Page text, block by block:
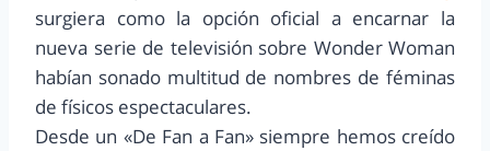
surgiera como la opción oficial a encarnar la
nueva serie de televisión sobre Wonder Woman
habían sonado multitud de nombres de féminas
de físicos espectaculares.
Desde un «De Fan a Fan» siempre hemos creído